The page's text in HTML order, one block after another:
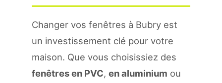
Changer vos fenêtres à Bubry est
un investissement clé pour votre
maison. Que vous choisissiez des
fenêtres en PVC, en aluminium ou